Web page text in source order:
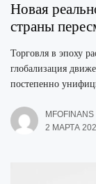
Новая
страны
Торговля в эпоху
глобализация
постепенно
MFOFINANS
2 МАРТА